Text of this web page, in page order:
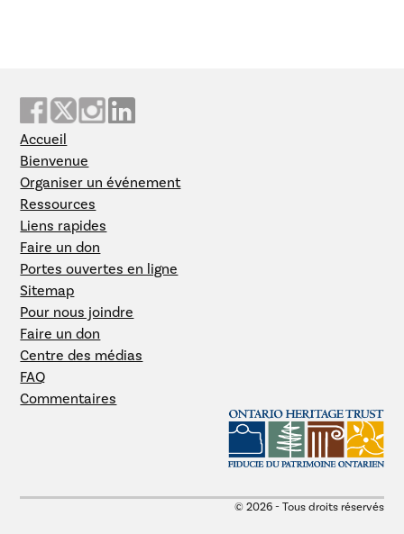
Accueil
Bienvenue
Organiser un événement
Ressources
Liens rapides
Faire un don
Portes ouvertes en ligne
Sitemap
Pour nous joindre
Faire un don
Centre des médias
FAQ
Commentaires
© 2026 - Tous droits réservés